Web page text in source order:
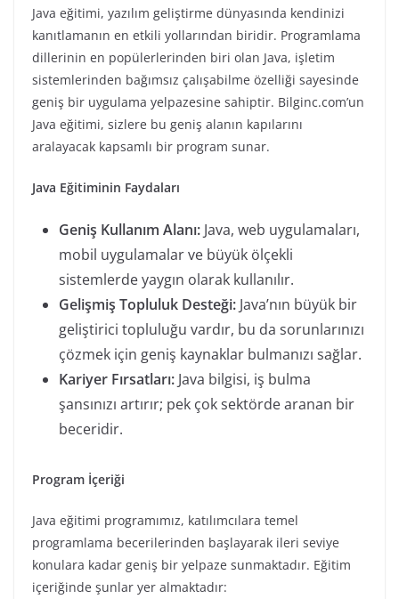
Java eğitimi, yazılım geliştirme dünyasında kendinizi
kanıtlamanın en etkili yollarından biridir. Programlama
dillerinin en popülerlerinden biri olan Java, işletim
sistemlerinden bağımsız çalışabilme özelliği sayesinde
geniş bir uygulama yelpazesine sahiptir. Bilginc.com’un
Java eğitimi, sizlere bu geniş alanın kapılarını
aralayacak kapsamlı bir program sunar.
Java Eğitiminin Faydaları
Geniş Kullanım Alanı: Java, web uygulamaları,
mobil uygulamalar ve büyük ölçekli
sistemlerde yaygın olarak kullanılır.
Gelişmiş Topluluk Desteği: Java’nın büyük bir
geliştirici topluluğu vardır, bu da sorunlarınızı
çözmek için geniş kaynaklar bulmanızı sağlar.
Kariyer Fırsatları: Java bilgisi, iş bulma
şansınızı artırır; pek çok sektörde aranan bir
beceridir.
Program İçeriği
Java eğitimi programımız, katılımcılara temel
programlama becerilerinden başlayarak ileri seviye
konulara kadar geniş bir yelpaze sunmaktadır. Eğitim
içeriğinde şunlar yer almaktadır: